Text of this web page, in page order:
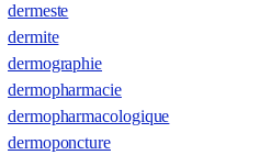
dermeste
dermite
dermographie
dermopharmacie
dermopharmacologique
dermoponcture